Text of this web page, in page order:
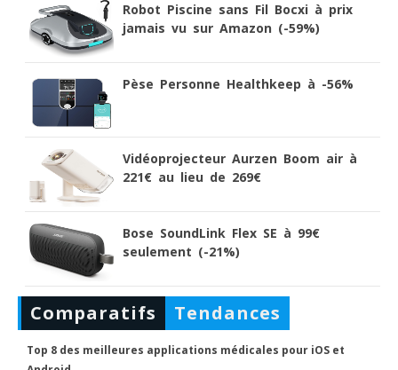
Robot Piscine sans Fil Bocxi à prix
jamais vu sur Amazon (-59%)
Pèse Personne Healthkeep à -56%
Vidéoprojecteur Aurzen Boom air à
221€ au lieu de 269€
Bose SoundLink Flex SE à 99€
seulement (-21%)
Comparatifs Tendances
Top 8 des meilleures applications médicales pour iOS et